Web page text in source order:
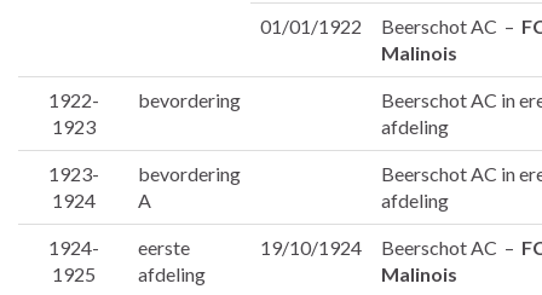
01/01/1922 Beerschot AC –
Malinois
1922-
1923
bevordering
Beerschot AC in
afdeling
1923-
1924
bevordering
A
Beerschot AC in
afdeling
1924-
1925
eerste
afdeling
19/10/1924 Beerschot AC –
Malinois